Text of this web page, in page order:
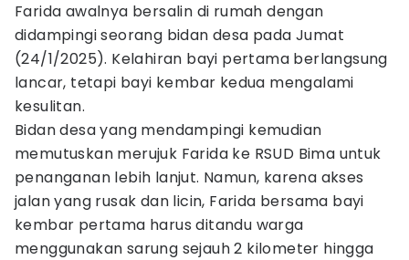
Farida awalnya bersalin di rumah dengan
didampingi seorang bidan desa pada Jumat
(24/1/2025). Kelahiran bayi pertama berlangsung
lancar, tetapi bayi kembar kedua mengalami
kesulitan.
Bidan desa yang mendampingi kemudian
memutuskan merujuk Farida ke RSUD Bima untuk
penanganan lebih lanjut. Namun, karena akses
jalan yang rusak dan licin, Farida bersama bayi
kembar pertama harus ditandu warga
menggunakan sarung sejauh 2 kilometer hingga